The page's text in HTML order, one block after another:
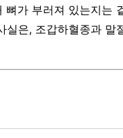
가 부러져 있는지는
은, 조갑하혈종과 말